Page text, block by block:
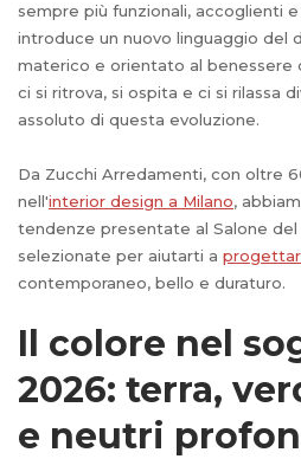
sempre più funzionali, accoglienti
introduce un nuovo linguaggio del
materico e orientato al benessere
ci si ritrova, si ospita e ci si rilassa
assoluto di questa evoluzione.
Da Zucchi Arredamenti, con oltre
nell'interior design a Milano,
tendenze presentate al Salone
selezionate per aiutarti a
contemporaneo, bello e duraturo.
Il colore nel
2026: terra,
e neutri